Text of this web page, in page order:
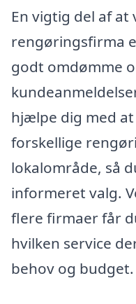
En vigtig del af
rengøringsfirma
godt omdømme
hjælpe dig med
forskellige
lokalområde, så
informeret valg.
flere firmaer får
hvilken service
behov og budget.